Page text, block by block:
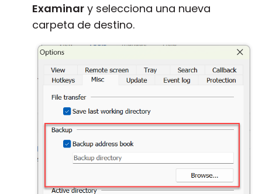
Examinar y selecciona una nueva
carpeta de destino.